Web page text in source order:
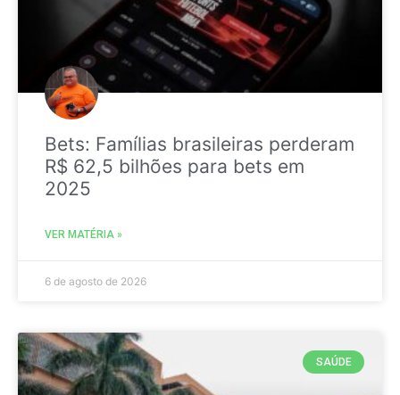
Bets: Famílias brasileiras perderam
R$ 62,5 bilhões para bets em
2025
VER MATÉRIA »
6 de agosto de 2026
SAÚDE